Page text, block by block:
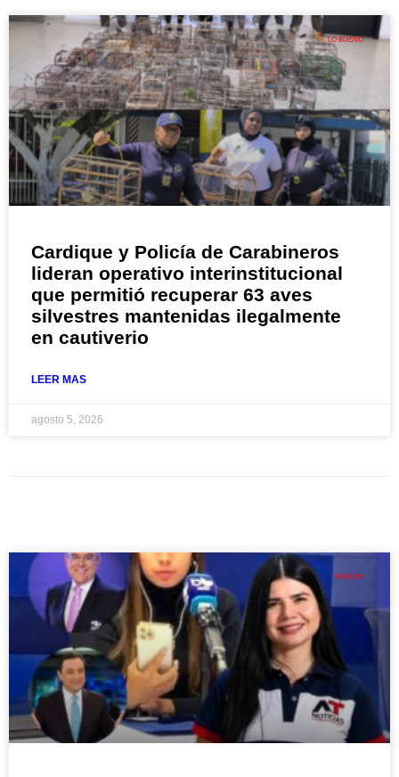
LO BUENO
Cardique y Policía de Carabineros
lideran operativo interinstitucional
que permitió recuperar 63 aves
silvestres mantenidas ilegalmente
en cautiverio
LEER MAS
agosto 5, 2026
OPINIÓN